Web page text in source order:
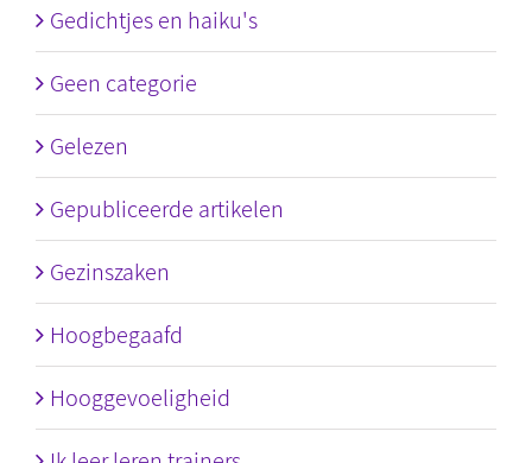
Gedichtjes en haiku's
Geen categorie
Gelezen
Gepubliceerde artikelen
Gezinszaken
Hoogbegaafd
Hooggevoeligheid